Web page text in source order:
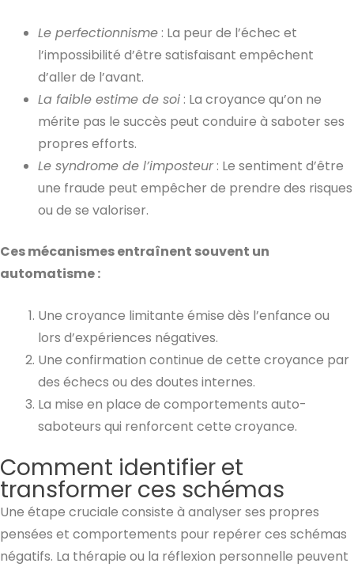
Le perfectionnisme : La peur de l’échec et
l’impossibilité d’être satisfaisant empêchent
d’aller de l’avant.
La faible estime de soi : La croyance qu’on ne
mérite pas le succès peut conduire à saboter ses
propres efforts.
Le syndrome de l’imposteur : Le sentiment d’être
une fraude peut empêcher de prendre des risques
ou de se valoriser.
Ces mécanismes entraînent souvent un
automatisme :
Une croyance limitante émise dès l’enfance ou
lors d’expériences négatives.
Une confirmation continue de cette croyance par
des échecs ou des doutes internes.
La mise en place de comportements auto-
saboteurs qui renforcent cette croyance.
Comment identifier et
transformer ces schémas
Une étape cruciale consiste à analyser ses propres
pensées et comportements pour repérer ces schémas
négatifs. La thérapie ou la réflexion personnelle peuvent